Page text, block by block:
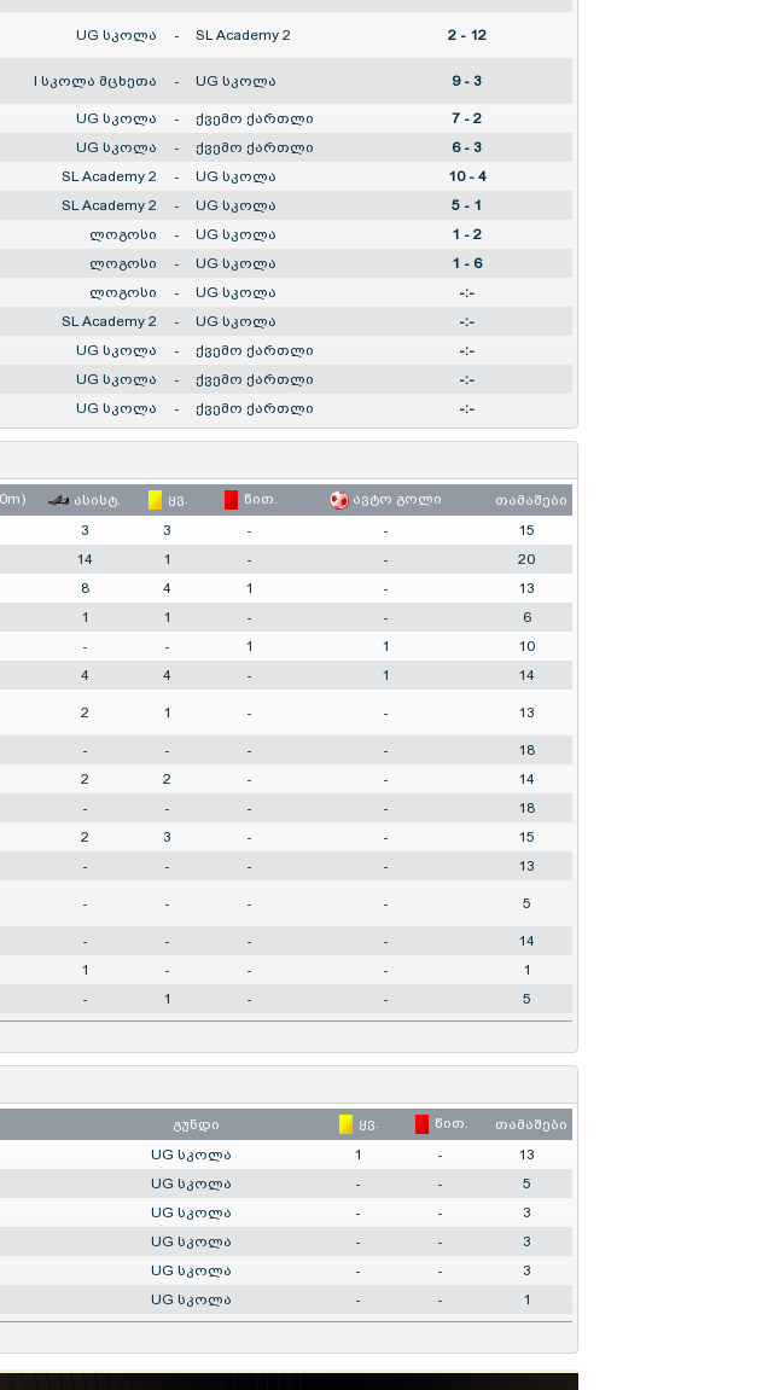
UG სკოლა - SL Academy 2 2 - 12
I სკოლა მცხეთა - UG სკოლა 9 - 3
UG სკოლა - ქვემო ქართლი
7 - 2
UG სკოლა - ქვემო ქართლი
6 - 3
SL Academy 2 - UG სკოლა
10 - 4
SL Academy 2 - UG სკოლა
5 - 1
ლოგოსი - UG სკოლა
1 - 2
ლოგოსი - UG სკოლა
1 - 6
ლოგოსი - UG სკოლა
-:-
SL Academy 2 - UG სკოლა
-:-
UG სკოლა - ქვემო ქართლი
-:-
UG სკოლა - ქვემო ქართლი
-:-
UG სკოლა - ქვემო ქართლი -:-
ასისტ. ყვ. წით. ავტო გოლი
თამაშები
3 3 - -
15
14 1 - -
20
8 4 1 -
13
1 1 - -
6
- - 1 1
10
4 4 - 1 14
2 1 - - 13
- - - -
18
2 2 - -
14
- - - -
18
2 3 - -
15
- - - - 13
- - - - 5
- - - -
14
1 - - -
1
- 1 - - 5
გუნდი ყვ. წით.
თამაშები
UG სკოლა 1 -
13
UG სკოლა - -
5
UG სკოლა - -
3
UG სკოლა - -
3
UG სკოლა - -
3
UG სკოლა - - 1